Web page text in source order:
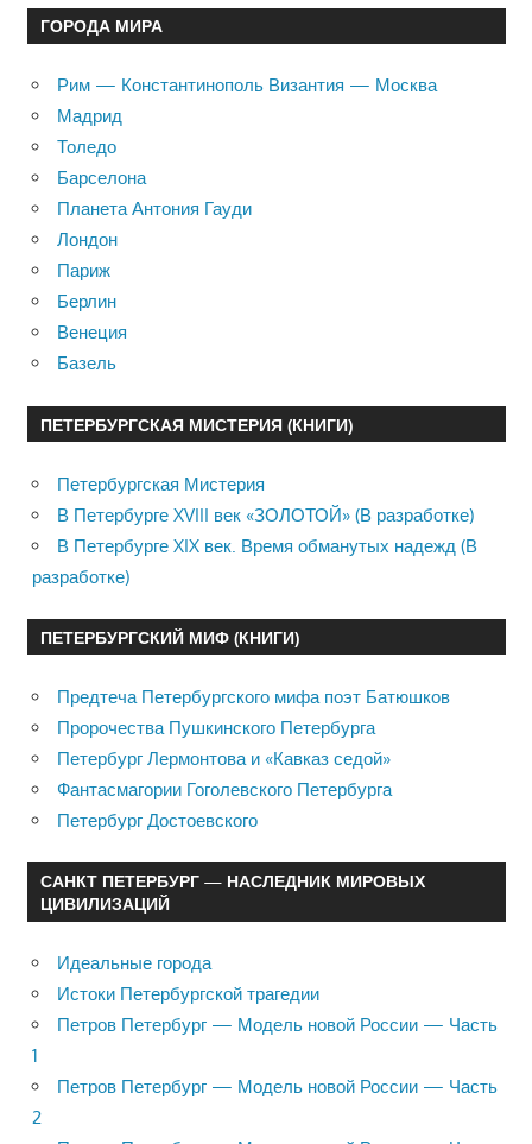
ГОРОДА МИРА
Рим — Константинополь Византия — Москва
Мадрид
Толедо
Барселона
Планета Антония Гауди
Лондон
Париж
Берлин
Венеция
Базель
ПЕТЕРБУРГСКАЯ МИСТЕРИЯ (КНИГИ)
Петербургская Мистерия
В Петербурге XVIII век «ЗОЛОТОЙ» (В разработке)
В Петербурге XIX век. Время обманутых надежд (В
разработке)
ПЕТЕРБУРГСКИЙ МИФ (КНИГИ)
Предтеча Петербургского мифа поэт Батюшков
Пророчества Пушкинского Петербурга
Петербург Лермонтова и «Кавказ седой»
Фантасмагории Гоголевского Петербурга
Петербург Достоевского
САНКТ ПЕТЕРБУРГ — НАСЛЕДНИК МИРОВЫХ
ЦИВИЛИЗАЦИЙ
Идеальные города
Истоки Петербургской трагедии
Петров Петербург — Модель новой России — Часть
1
Петров Петербург — Модель новой России — Часть
2